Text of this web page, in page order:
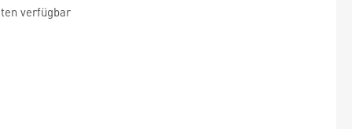
verfügbar